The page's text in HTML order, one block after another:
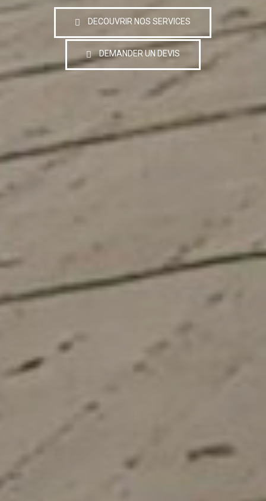
DECOUVRIR NOS SERVICES
DEMANDER UN DEVIS